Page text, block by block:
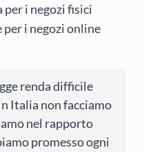
per i negozi fisici
per i negozi online
renda difficile
Italia non facciamo
nel rapporto
promesso ogni